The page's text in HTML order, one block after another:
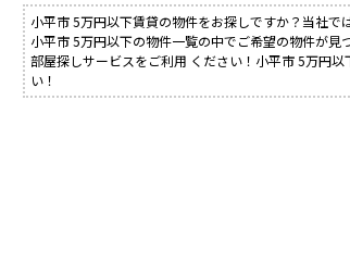
小平市 5万円以下賃貸の物件をお探しですか？当社で
小平市 5万円以下の物件一覧の中でご希望の物件が
部屋探しサービスをご利用 ください！小平市 5万円
い！